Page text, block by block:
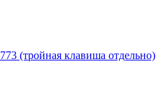
(тройная клавиша отдельно)